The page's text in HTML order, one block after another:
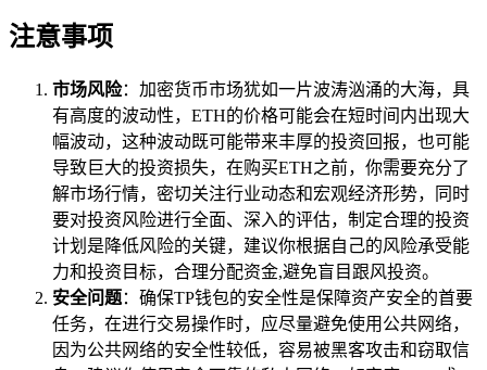
注意事项
市场风险：加密货币市场犹如一片波涛汹涌的大海，具
有高度的波动性，ETH的价格可能会在短时间内出现大
幅波动，这种波动既可能带来丰厚的投资回报，也可能
导致巨大的投资损失，在购买ETH之前，你需要充分了
解市场行情，密切关注行业动态和宏观经济形势，同时
要对投资风险进行全面、深入的评估，制定合理的投资
计划是降低风险的关键，建议你根据自己的风险承受能
力和投资目标，合理分配资金,避免盲目跟风投资。
安全问题：确保TP钱包的安全性是保障资产安全的首要
任务，在进行交易操作时，应尽量避免使用公共网络，
因为公共网络的安全性较低，容易被黑客攻击和窃取信